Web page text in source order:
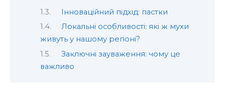
Інноваційний підхід: пастки
Локальні особливості: які ж мухи
живуть у нашому регіоні?
Заключні зауваження: чому це
важливо